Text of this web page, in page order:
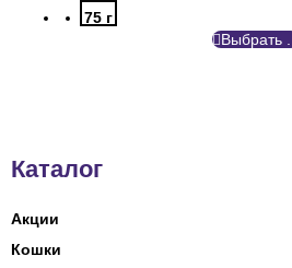
75 г
Выбрать
Каталог
Акции
Кошки